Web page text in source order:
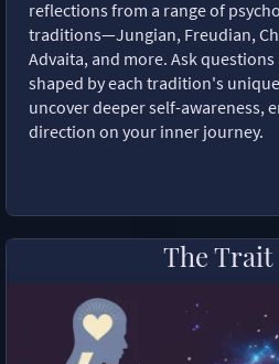
reflections from a range of
traditions—Jungian, Freudian,
Advaita, and more. Ask
shaped by each tradition's
uncover deeper self-awareness,
direction on your inner journey.
The Trait